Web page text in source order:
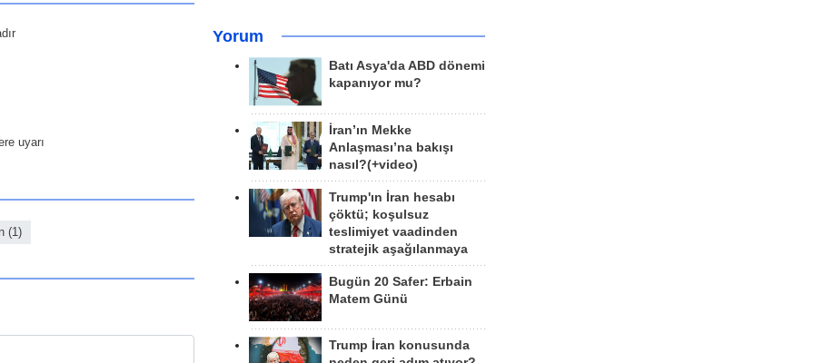
uyarı
(1)
Yorum
Batı Asya'da ABD dönemi
kapanıyor mu?
İran’ın Mekke
Anlaşması’na bakışı
nasıl?(+video)
Trump'ın İran hesabı
çöktü; koşulsuz
teslimiyet vaadinden
stratejik aşağılanmaya
Bugün 20 Safer: Erbain
Matem Günü
Trump İran konusunda